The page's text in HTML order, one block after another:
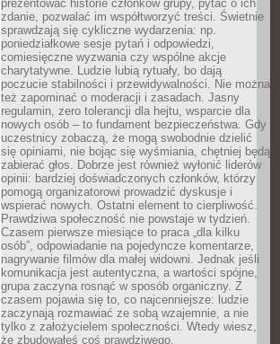
prezentować historie członków grupy, pytać o ich
zdanie, pozwalać im współtworzyć treści. Świetnie
sprawdzają się cykliczne wydarzenia: np.
poniedziałkowe sesje pytań i odpowiedzi,
comiesięczne wyzwania czy wspólne akcje
charytatywne. Ludzie lubią rytuały, bo dają
poczucie stabilności i przewidywalności. Nie można
też zapominać o moderacji i zasadach. Jasny
regulamin, zero tolerancji dla hejtu, wsparcie dla
nowych osób – to fundament bezpieczeństwa. Gdy
uczestnicy zobaczą, że mogą swobodnie dzielić
się opiniami, nie bojąc się wyśmiania, chętniej będą
zabierać głos. Dobrze jest również wyłonić liderów
opinii: bardziej doświadczonych członków, którzy
pomogą organizatorowi prowadzić dyskusje i
wspierać nowych. Ostatni element to cierpliwość.
Prawdziwa społeczność nie powstaje w tydzień.
Czasem pierwsze miesiące to praca „dla kilku
osób”, odpowiadanie na pojedyncze komentarze,
nagrywanie filmów dla małej widowni. Jednak jeśli
komunikacja jest autentyczna, a wartości spójne,
grupa zaczyna rosnąć w sposób organiczny. Z
czasem pojawia się to, co najcenniejsze: ludzie
zaczynają rozmawiać ze sobą wzajemnie, a nie
tylko z założycielem społeczności. Wtedy wiesz,
że zbudowałeś coś prawdziwego.